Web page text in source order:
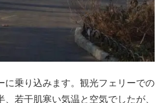
に乗り込みます。観光フェリーでの
若干肌寒い気温と空気でしたが、